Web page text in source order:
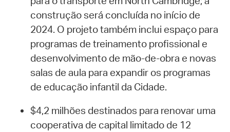
construção será concluída no início de
2024. O projeto também inclui espaço para
programas de treinamento profissional e
desenvolvimento de mão-de-obra e novas
salas de aula para expandir os programas
de educação infantil da Cidade.
$4,2 milhões destinados para renovar uma
cooperativa de capital limitado de 12